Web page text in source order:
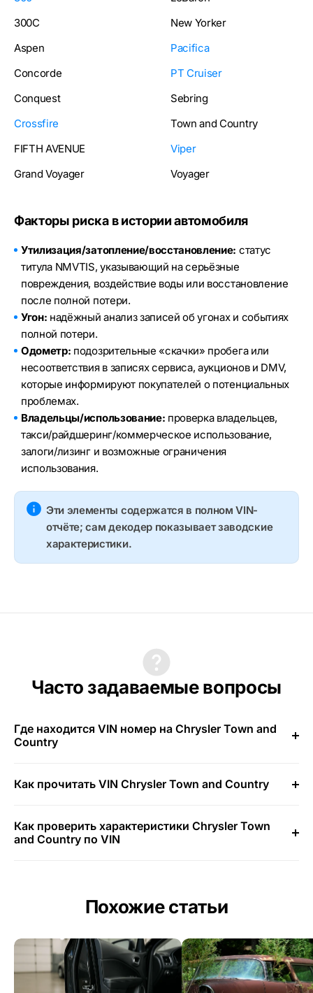
300C
Aspen
Concorde
Conquest
Crossfire
FIFTH AVENUE
Grand Voyager
New Yorker
Pacifica
PT Cruiser
Sebring
Town and Country
Viper
Voyager
Факторы риска в истории автомобиля
Утилизация/затопление/восстановление: статус
титула NMVTIS, указывающий на серьёзные
повреждения, воздействие воды или восстановление
после полной потери.
Угон: надёжный анализ записей об угонах и событиях
полной потери.
Одометр: подозрительные «скачки» пробега или
несоответствия в записях сервиса, аукционов и DMV,
которые информируют покупателей о потенциальных
проблемах.
Владельцы/использование: проверка владельцев,
такси/райдшеринг/коммерческое использование,
залоги/лизинг и возможные ограничения
использования.
Эти элементы содержатся в полном VIN-
отчёте; сам декодер показывает заводские
характеристики.
Часто задаваемые вопросы
Где находится VIN номер на Chrysler Town and
Country
Как прочитать VIN Chrysler Town and Country
Как проверить характеристики Chrysler Town
and Country по VIN
Похожие статьи